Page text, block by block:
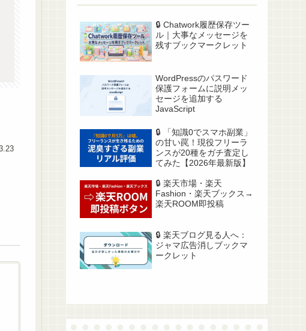
🔒️ Chatwork履歴保存ツー
ル｜大事なメッセージを
残すブックマークレット
WordPressのパスワード
保護フォームに説明メッ
セージを追加する
JavaScript
🔒️ 「知識0でスマホ副業」
の甘い罠！現役フリーラ
ンスが20種をガチ査定し
てみた【2026年最新版】
🔒️ 楽天市場・楽天
Fashion・楽天ブックス→
楽天ROOM即投稿
🔒️ 楽天ブログ見る人へ：
ジャマ広告消しブックマ
ークレット